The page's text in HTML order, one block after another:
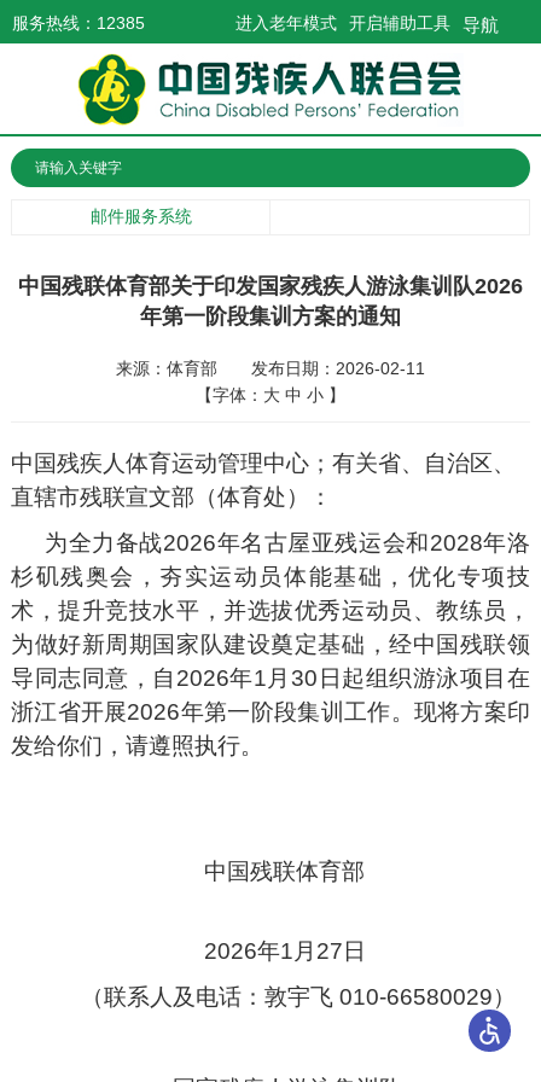
服务热线：12385 导航
开启辅助工具
进入老年模式
邮件服务系统
中国残联体育部关于印发国家残疾人游泳集训队2026
年第一阶段集训方案的通知
来源：体育部
发布日期：2026-02-11
【字体： 大 中 小 】
中国残疾人体育运动管理中心；有关省、自治区、
直辖市残联宣文部（体育处）：
为全力备战2026年名古屋亚残运会和2028年洛
杉矶残奥会，夯实运动员体能基础，优化专项技
术，提升竞技水平，并选拔优秀运动员、教练员，
为做好新周期国家队建设奠定基础，经中国残联领
导同志同意，自2026年1月30日起组织游泳项目在
浙江省开展2026年第一阶段集训工作。现将方案印
发给你们，请遵照执行。
中国残联体育部
2026年1月27日
（联系人及电话：敦宇飞 010-66580029）